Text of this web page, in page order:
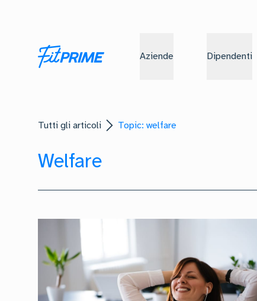
Aziende Dipendenti
Tutti gli articoli Topic: welfare
Welfare